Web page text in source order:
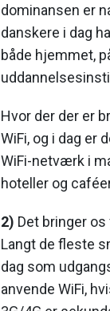
dominansen er
danskere i dag
både hjemmet,
Hvor der der er
WiFi, og i dag er
WiFi-netværk i
hoteller og
2) Det bringer
Langt de fleste
dag som
anvende WiFi,